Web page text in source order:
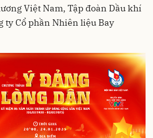
Việt Nam, Tập đoàn Dầu khí
ty Cổ phần Nhiên liệu Bay